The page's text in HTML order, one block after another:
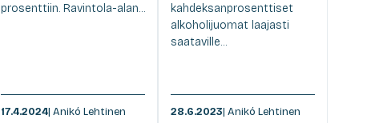
prosenttiin. Ravintola-alan...
17.4.2024| Anikó Lehtinen
kahdeksanprosenttiset
alkoholijuomat laajasti
saataville...
28.6.2023| Anikó Lehtinen